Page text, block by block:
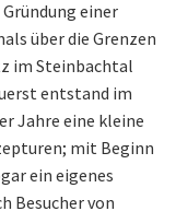
einer
über die Grenzen
im Steinbachtal
entstand im
Jahre eine kleine
mit Beginn
ein eigenes
Besucher von